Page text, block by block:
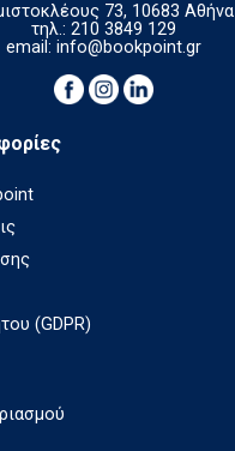
73, 10683 Αθήνα
τηλ.: 210 3849 129
email:info@bookpoint.gr
(GDPR)